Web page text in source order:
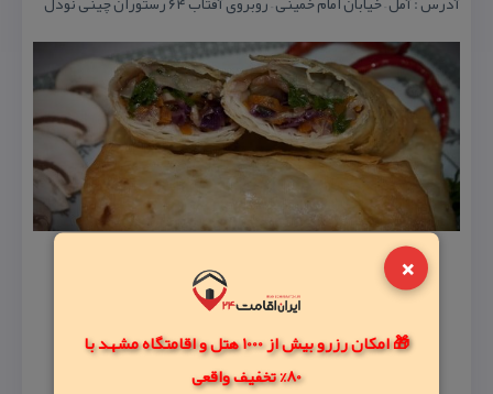
×
🎁 امکان رزرو بیش از 1000 هتل و اقامتگاه مشهد با
80% تخفیف واقعی